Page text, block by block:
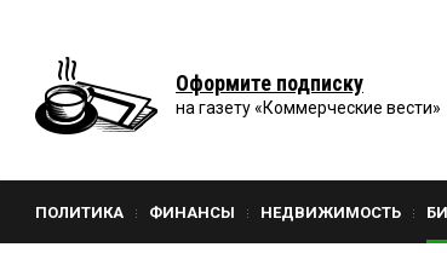
Оформите подписку
на газету «Коммерческие вести»
ПОЛИТИКА ФИНАНСЫ НЕДВИЖИМОСТЬ